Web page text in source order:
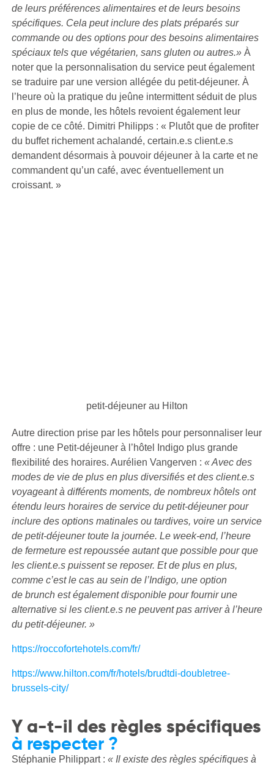
de leurs préférences alimentaires et de leurs besoins
spécifiques. Cela peut inclure des plats préparés sur
commande ou des options pour des besoins alimentaires
spéciaux tels que végétarien, sans gluten ou autres.»À
noter que la personnalisation du service peut également
se traduire par une version allégée du petit-déjeuner. À
l’heure où la pratique du jeûne intermittent séduit de plus
en plus de monde, les hôtels revoient également leur
copie de ce côté. Dimitri Philipps : « Plutôt que de profiter
du buffet richement achalandé, certain.e.s client.e.s
demandent désormais à pouvoir déjeuner à la carte et ne
commandent qu’un café, avec éventuellement un
croissant. »
Autre direction prise par les hôtels pour personnaliser leur
offre : une Petit-déjeuner à l’hôtel Indigo plus grande
flexibilité des horaires. Aurélien Vangerven : « Avec des
modes de vie de plus en plus diversifiés et des client.e.s
voyageant à différents moments, de nombreux hôtels ont
étendu leurs horaires de service du petit-déjeunerpour
inclure des options matinales ou tardives, voire un service
de petit-déjeuner toute la journée. Le week-end, l’heure
de fermeture est repoussée autant que possible pour que
les client.e.s puissent se reposer. Et de plus en plus,
comme c’est le cas au sein de l’Indigo, une option
debrunch est égalementdisponible pour fournir une
alternative si les client.e.s ne peuvent pas arriver à l’heure
du petit-déjeuner. »
https://roccofortehotels.com/fr/
https://www.hilton.com/fr/hotels/brudtdi-doubletree-
brussels-city/
petit-déjeuner au Hilton
Y a-t-il des règles spécifiques
à respecter ?
Stéphanie Philippart : « Il existe des règles spécifiques à